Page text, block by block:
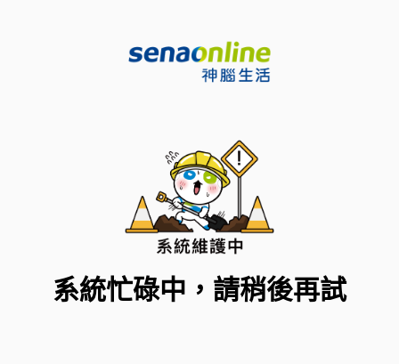
系統忙碌中，請稍後再試